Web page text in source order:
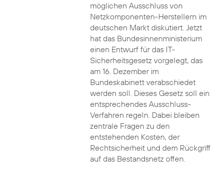
möglichen Ausschluss von
Netzkomponenten-Herstellern im
deutschen Markt diskutiert. Jetzt
hat das Bundesinnenministerium
einen Entwurf für das IT-
Sicherheitsgesetz vorgelegt, das
am 16. Dezember im
Bundeskabinett verabschiedet
werden soll. Dieses Gesetz soll ein
entsprechendes Ausschluss-
Verfahren regeln. Dabei bleiben
zentrale Fragen zu den
entstehenden Kosten, der
Rechtsicherheit und dem Rückgriff
auf das Bestandsnetz offen.